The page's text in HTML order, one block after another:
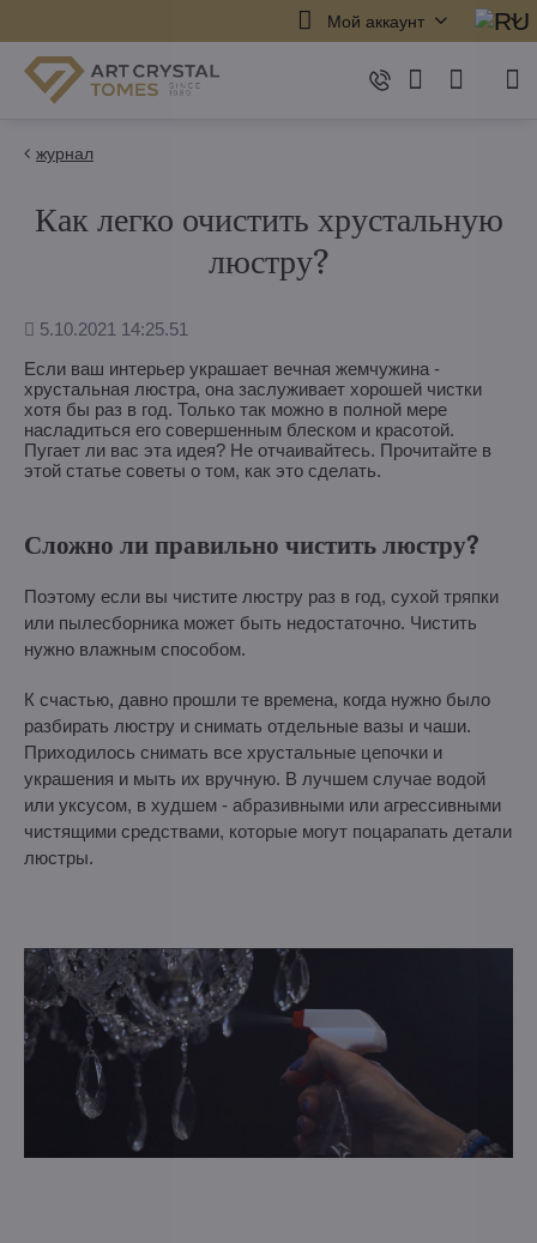
Мой аккаунт
журнал
Как легко очистить хрустальную
люстру?
Дополнено
5.10.2021 14:25.51
Если ваш интерьер украшает вечная жемчужина -
хрустальная люстра, она заслуживает хорошей чистки
хотя бы раз в год. Только так можно в полной мере
насладиться его совершенным блеском и красотой.
Пугает ли вас эта идея? Не отчаивайтесь. Прочитайте в
этой статье советы о том, как это сделать.
Сложно ли правильно чистить люстру?
Поэтому если вы чистите люстру раз в год, сухой тряпки
или пылесборника может быть недостаточно. Чистить
нужно влажным способом.
К счастью, давно прошли те времена, когда нужно было
разбирать люстру и снимать отдельные вазы и чаши.
Приходилось снимать все хрустальные цепочки и
украшения и мыть их вручную. В лучшем случае водой
или уксусом, в худшем - абразивными или агрессивными
чистящими средствами, которые могут поцарапать детали
люстры.